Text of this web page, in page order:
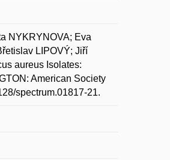
NYKRYNOVA; Eva
LIPOVÝ; Jiří
aureus Isolates:
American Society
spectrum.01817-21.